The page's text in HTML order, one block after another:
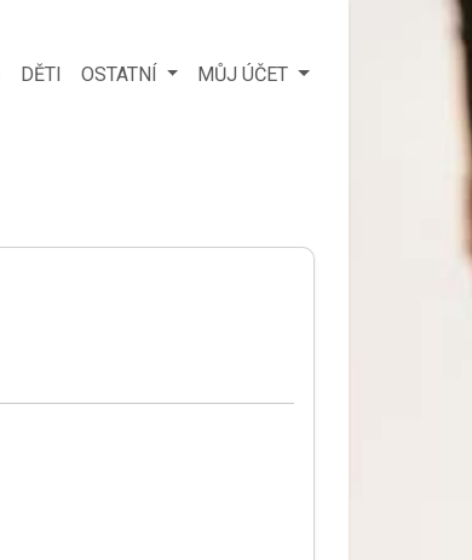
DĚTI OSTATNÍ MŮJ ÚČET